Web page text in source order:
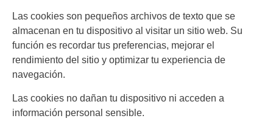
Las cookies son pequeños archivos de texto que se
almacenan en tu dispositivo al visitar un sitio web. Su
función es recordar tus preferencias, mejorar el
rendimiento del sitio y optimizar tu experiencia de
navegación.
Las cookies no dañan tu dispositivo ni acceden a
información personal sensible.